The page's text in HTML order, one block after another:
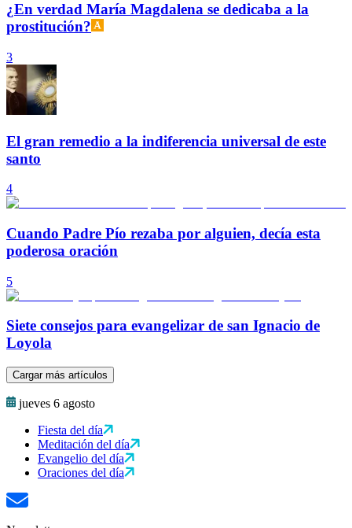
¿En verdad María Magdalena se dedicaba a la
prostitución?
3
El gran remedio a la indiferencia universal de este
santo
4
Cuando Padre Pío rezaba por alguien, decía esta
poderosa oración
5
Siete consejos para evangelizar de san Ignacio de
Loyola
Cargar más artículos
jueves 6 agosto
Fiesta del día
Meditación del día
Evangelio del día
Oraciones del día